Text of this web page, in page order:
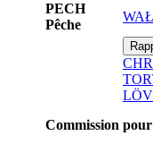
PECH
Pêche
Commission